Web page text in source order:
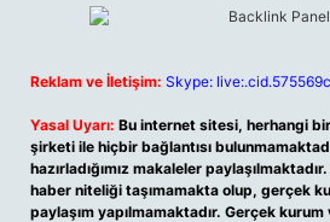
Reklam ve İletişim: Skype:
Yasal Uyarı: Bu internet sitesi, herhangi
şirketi ile hiçbir bağlantısı
hazırladığımız makaleler
haber niteliği taşımamakta olup, gerçek
paylaşım yapılmamaktadır. Gerçek